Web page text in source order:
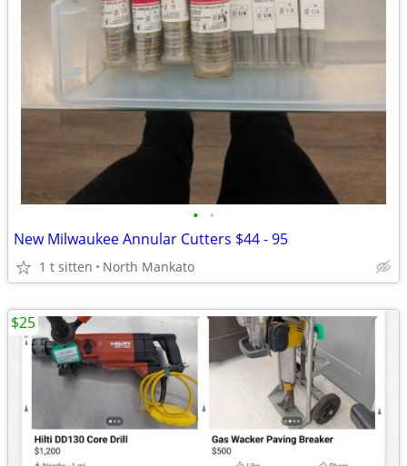
• •
New Milwaukee Annular Cutters $44 - 95
1 t sitten North Mankato
$25